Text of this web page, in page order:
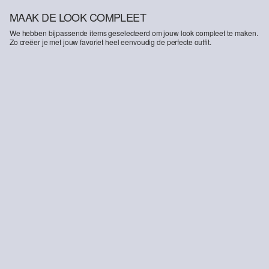
MAAK DE LOOK COMPLEET
We hebben bijpassende items geselecteerd om jouw look compleet te maken.
Zo creëer je met jouw favoriet heel eenvoudig de perfecte outfit.